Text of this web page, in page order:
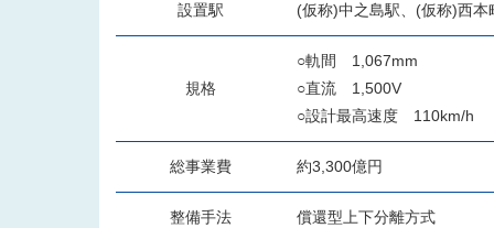
設置駅 (仮称)中之島駅、(仮称)西
規格
○軌間 1,067mm
○直流 1,500V
○設計最高速度 110km/h
総事業費 約3,300億円
整備手法 償還型上下分離方式